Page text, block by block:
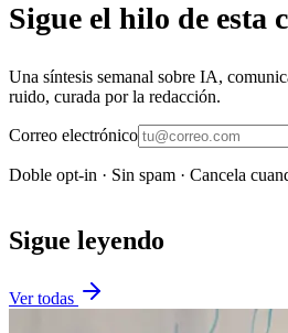
Sigue el hilo de esta
Una síntesis semanal sobre IA,
ruido, curada por la redacción.
Correo electrónico
Doble opt-in · Sin spam · Cancela
Sigue leyendo
Ver todas